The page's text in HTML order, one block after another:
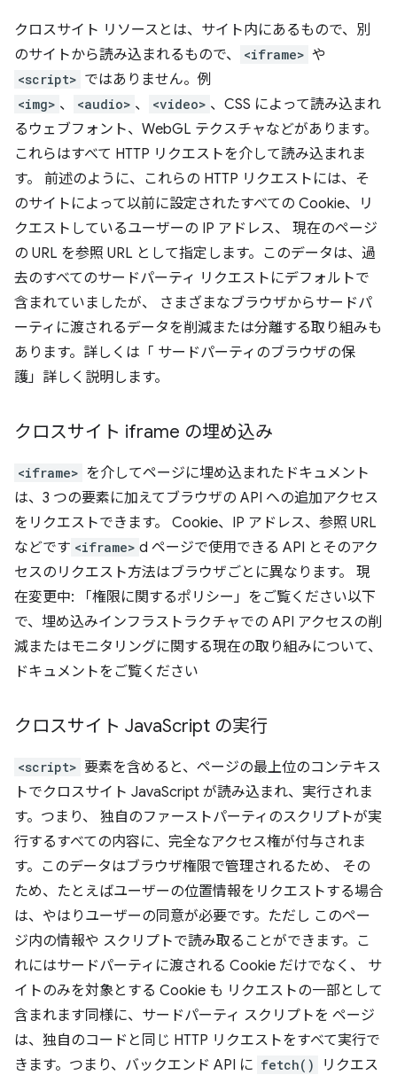
クロスサイト リソースとは、サイト内にあるもので、別
のサイトから読み込まれるもので、
<iframe> や
<script> ではありません。例
<img> 、 <audio> 、 <video> 、CSS によって読み込まれ
るウェブフォント、WebGL テクスチャなどがあります。
これらはすべて HTTP リクエストを介して読み込まれま
す。 前述のように、これらの HTTP リクエストには、そ
のサイトによって以前に設定されたすべての Cookie、リ
クエストしているユーザーの IP アドレス、 現在のページ
の URL を参照 URL として指定します。このデータは、過
去のすべてのサードパーティ リクエストにデフォルトで
含まれていましたが、 さまざまなブラウザからサードパ
ーティに渡されるデータを削減または分離する取り組みも
あります。詳しくは「 サードパーティのブラウザの保
護」詳しく説明します。
クロスサイト iframe の埋め込み
<iframe> を介してページに埋め込まれたドキュメント
は、3 つの要素に加えてブラウザの API への追加アクセス
をリクエストできます。 Cookie、IP アドレス、参照 URL
などです <iframe> d ページで使用できる API とそのアク
セスのリクエスト方法はブラウザごとに異なります。 現
在変更中: 「権限に関するポリシー」をご覧ください以下
で、埋め込みインフラストラクチャでの API アクセスの削
減またはモニタリングに関する現在の取り組みについて、
ドキュメントをご覧ください
クロスサイト JavaScript の実行
<script> 要素を含めると、ページの最上位のコンテキス
トでクロスサイト JavaScript が読み込まれ、実行されま
す。つまり、 独自のファーストパーティのスクリプトが実
行するすべての内容に、完全なアクセス権が付与されま
す。このデータはブラウザ権限で管理されるため、 その
ため、たとえばユーザーの位置情報をリクエストする場合
は、やはりユーザーの同意が必要です。ただし このペー
ジ内の情報や スクリプトで読み取ることができます。こ
れにはサードパーティに渡される Cookie だけでなく、 サ
イトのみを対象とする Cookie も リクエストの一部として
含まれます同様に、サードパーティ スクリプトを ページ
は、独自のコードと同じ HTTP リクエストをすべて実行で
きます。つまり、バックエンド API に fetch()
リクエス